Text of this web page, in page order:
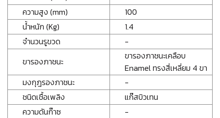
ความสูง (mm)
100
น้ำหนัก (Kg)
1.4
จำนวนรูขวด
-
ขารองภาชนะ
ขารองภาชนะเคลือบ
Enamel ทรงสี่เหลี่ยม 4 ขา
มงกุฎรองภาชนะ
-
ชนิดเชื้อเพลิง
แก๊สบิวเทน
ความดันก๊าซ
-